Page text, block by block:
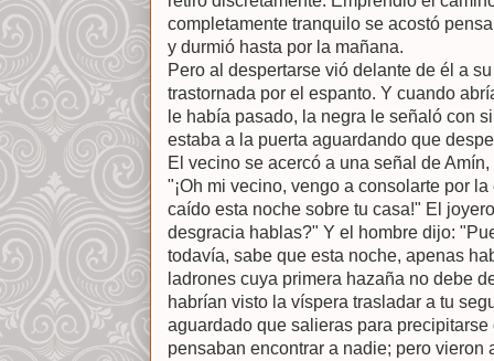
completamente tranquilo se acostó
y durmió hasta por la mañana.
Pero al despertarse vió delante de él a
trastornada por el espanto. Y cuando
le había pasado, la negra le señaló con
estaba a la puerta aguardando que
El vecino se acercó a una señal de
"¡Oh mi vecino, vengo a consolarte por
caído esta noche sobre tu casa!" El
desgracia hablas?" Y el hombre dijo:
todavía, sabe que esta noche, apenas
ladrones cuya primera hazaña no debe
habrían visto la víspera trasladar a tu
aguardado que salieras para
pensaban encontrar a nadie; pero vieron